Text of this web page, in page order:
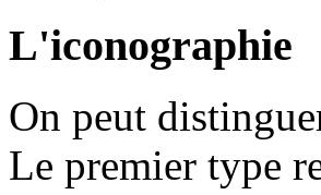
L'iconographie
On peut
Le premier type